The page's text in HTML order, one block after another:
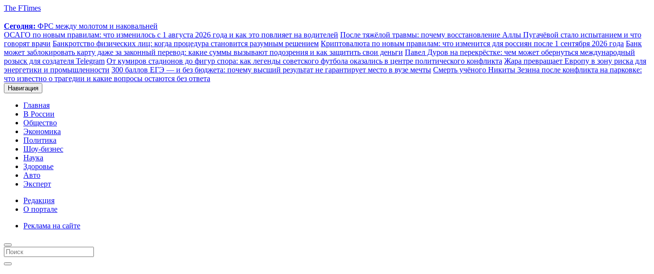
The FTimes
Сегодня: ФРС между молотом и наковальней
ОСАГО по новым правилам: что изменилось с 1 августа 2026 года и как это повлияет на водителей После тяжёлой травмы: почему восстановление Аллы Пугачёвой стало испытанием и что
говорят врачи Банкротство физических лиц: когда процедура становится разумным решением Криптовалюта по новым правилам: что изменится для россиян после 1 сентября 2026 года Банк
может заблокировать карту даже за законный перевод: какие суммы вызывают подозрения и как защитить свои деньги Павел Дуров на перекрёстке: чем может обернуться международный
розыск для создателя Telegram От кумиров стадионов до фигур спора: как легенды советского футбола оказались в центре политического конфликта Жара превращает Европу в зону риска для
энергетики и промышленности 300 баллов ЕГЭ — и без бюджета: почему высший результат не гарантирует место в вузе мечты Смерть учёного Никиты Зезина после конфликта на парковке:
что известно о трагедии и какие вопросы остаются без ответа
Навигация
Главная
В России
Общество
Экономика
Политика
Шоу-бизнес
Наука
Здоровье
Авто
Эксперт
Редакция
О портале
Реклама на сайте